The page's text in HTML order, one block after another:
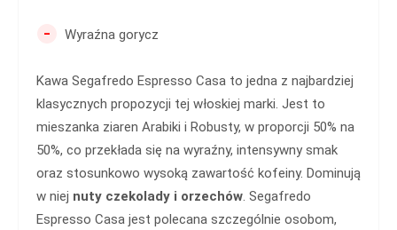
- Wyraźna gorycz
Kawa Segafredo Espresso Casa to jedna z najbardziej
klasycznych propozycji tej włoskiej marki. Jest to
mieszanka ziaren Arabiki i Robusty, w proporcji 50% na
50%, co przekłada się na wyraźny, intensywny smak
oraz stosunkowo wysoką zawartość kofeiny. Dominują
w niej nuty czekolady i orzechów. Segafredo
Espresso Casa jest polecana szczególnie osobom,